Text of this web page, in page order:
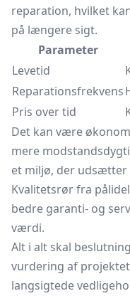
reparation, hvilket
på længere sigt.
Parameter
Levetid
Reparationsfrekvens
Pris over tid
Det kan være
mere
et miljø, der
Kvalitetsrør fra
bedre garanti- og
værdi.
Alt i alt skal
vurdering af
langsigtede